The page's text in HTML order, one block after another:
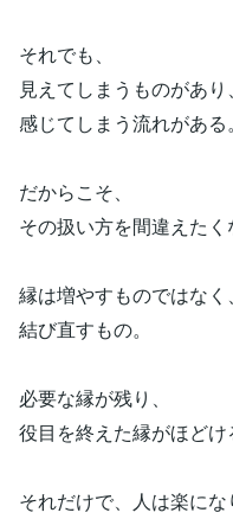
それでも、
見えてしまうものがあり、
感じてしまう流れがある。
だからこそ、
その扱い方を間違えたく
縁は増やすものではなく、
結び直すもの。
必要な縁が残り、
役目を終えた縁がほどけ
それだけで、人は楽にな